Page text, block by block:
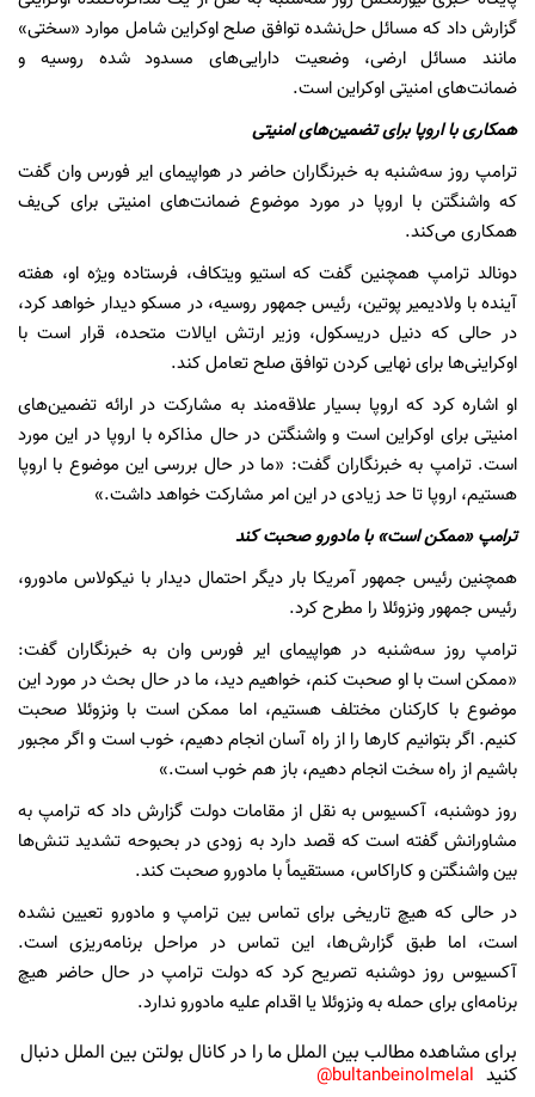
گزارش داد که مسائل حل‌نشده توافق صلح اوکراین شامل موارد «سختی»
مانند مسائل ارضی، وضعیت دارایی‌های مسدود شده روسیه و
ضمانت‌های امنیتی اوکراین است.
همکاری با اروپا برای تضمین‌های امنیتی
ترامپ روز سه‌شنبه به خبرنگاران حاضر در هواپیمای ایر فورس وان گفت
که واشنگتن با اروپا در مورد موضوع ضمانت‌های امنیتی برای کی‌یف
همکاری می‌کند.
دونالد ترامپ همچنین گفت که استیو ویتکاف، فرستاده ویژه او، هفته
آینده با ولادیمیر پوتین، رئیس جمهور روسیه، در مسکو دیدار خواهد کرد،
در حالی که دنیل دریسکول، وزیر ارتش ایالات متحده، قرار است با
اوکراینی‌ها برای نهایی کردن توافق صلح تعامل کند.
او اشاره کرد که اروپا بسیار علاقه‌مند به مشارکت در ارائه تضمین‌های
امنیتی برای اوکراین است و واشنگتن در حال مذاکره با اروپا در این مورد
است. ترامپ به خبرنگاران گفت: «ما در حال بررسی این موضوع با اروپا
هستیم، اروپا تا حد زیادی در این امر مشارکت خواهد داشت.»
ترامپ «ممکن است» با مادورو صحبت کند
همچنین رئیس جمهور آمریکا بار دیگر احتمال دیدار با نیکولاس مادورو،
رئیس جمهور ونزوئلا را مطرح کرد.
ترامپ روز سه‌شنبه در هواپیمای ایر فورس وان به خبرنگاران گفت:
«ممکن است با او صحبت کنم، خواهیم دید، ما در حال بحث در مورد این
موضوع با کارکنان مختلف هستیم، اما ممکن است با ونزوئلا صحبت
کنیم. اگر بتوانیم کارها را از راه آسان انجام دهیم، خوب است و اگر مجبور
باشیم از راه سخت انجام دهیم، باز هم خوب است.»
روز دوشنبه، آکسیوس به نقل از مقامات دولت گزارش داد که ترامپ به
مشاورانش گفته است که قصد دارد به زودی در بحبوحه تشدید تنش‌ها
بین واشنگتن و کاراکاس، مستقیماً با مادورو صحبت کند.
در حالی که هیچ تاریخی برای تماس بین ترامپ و مادورو تعیین نشده
است، اما طبق گزارش‌ها، این تماس در مراحل برنامه‌ریزی است.
آکسیوس روز دوشنبه تصریح کرد که دولت ترامپ در حال حاضر هیچ
برنامه‌ای برای حمله به ونزوئلا یا اقدام علیه مادورو ندارد.
برای مشاهده مطالب بین الملل ما را در کانال بولتن بین الملل دنبال
کنید bultanbeinolmelal@